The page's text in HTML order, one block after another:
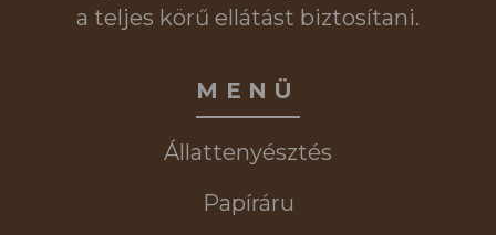
a teljes körű ellátást biztosítani.
MENÜ
Állattenyésztés
Papíráru